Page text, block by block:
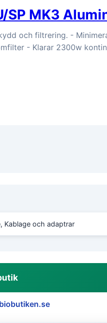
SP MK3
och filtrering. -
- Klarar 2300w
Kablage och adaptrar